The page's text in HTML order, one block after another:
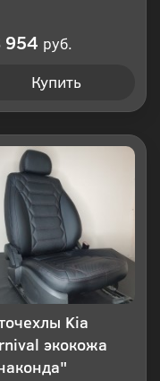
954 руб.
Купить
Kia
экокожа